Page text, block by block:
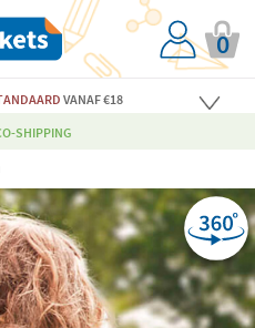
0
VANAF €18
SHIPPING